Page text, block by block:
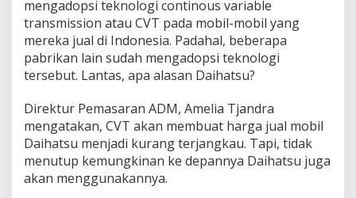
i
D
a
i
h
a
s
u
I
n
d
o
mengadopsi teknologi continous variable
transmission atau CVT pada mobil-mobil yang
mereka jual di Indonesia. Padahal, beberapa
pabrikan lain sudah mengadopsi teknologi
tersebut. Lantas, apa alasan Daihatsu?
Direktur Pemasaran ADM, Amelia Tjandra
mengatakan, CVT akan membuat harga jual mobil
Daihatsu menjadi kurang terjangkau. Tapi, tidak
menutup kemungkinan ke depannya Daihatsu juga
akan menggunakannya.